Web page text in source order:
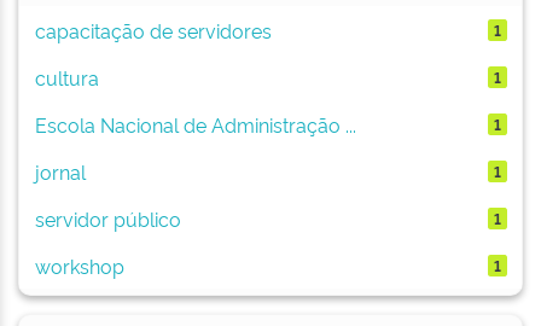
capacitação de servidores
1
cultura 1
Escola Nacional de Administração ... 1
jornal 1
servidor público 1
workshop 1